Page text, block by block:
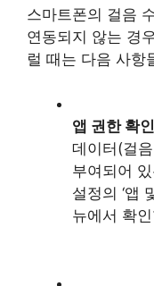
스마트폰의 걸음
연동되지 않는 경
럴 때는 다음 사항
앱 권한 확인
데이터(걸
부여되어
설정의 ‘앱
뉴에서 확